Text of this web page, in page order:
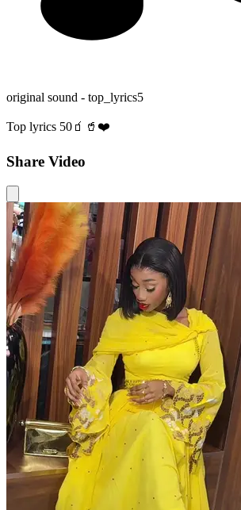
original sound - top_lyrics5
Top lyrics 50🧃🥤❤️
Share Video